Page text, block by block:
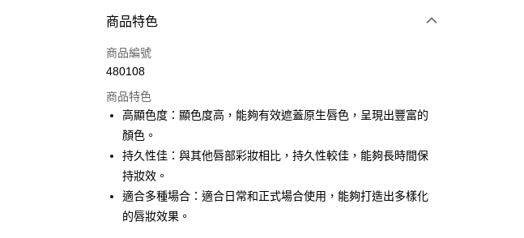
付款方式
信用卡
Google Pay
AlipayHK
PayMe
WeChat Pay
商品特色
商品編號
480108
商品特色
高顯色度：顯色度高，能夠有效遮蓋原生唇色，呈現出豐富的
顏色。
持久性佳：與其他唇部彩妝相比，持久性較佳，能夠長時間保
持妝效。
適合多種場合：適合日常和正式場合使用，能夠打造出多樣化
的唇妝效果。